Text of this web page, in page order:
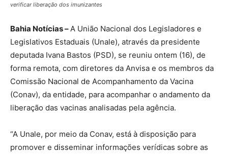
verificar liberação dos imunizantes
Bahia Notícias – A União Nacional dos Legisladores e
Legislativos Estaduais (Unale), através da presidente
deputada Ivana Bastos (PSD), se reuniu ontem (16), de
forma remota, com diretores da Anvisa e os membros da
Comissão Nacional de Acompanhamento da Vacina
(Conav), da entidade, para acompanhar o andamento da
liberação das vacinas analisadas pela agência.
“A Unale, por meio da Conav, está à disposição para
promover e disseminar informações verídicas sobre as